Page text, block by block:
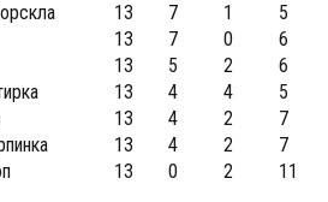
13 7 1
5
13 7 0
6
13 5 2
6
13 4 4
5
13 4 2
7
13 4 2
7
13 0 2 11